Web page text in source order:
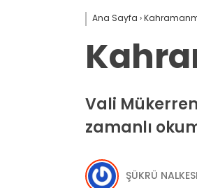
Ana Sayfa ›
Vali
zamanlı
ŞÜKRÜ